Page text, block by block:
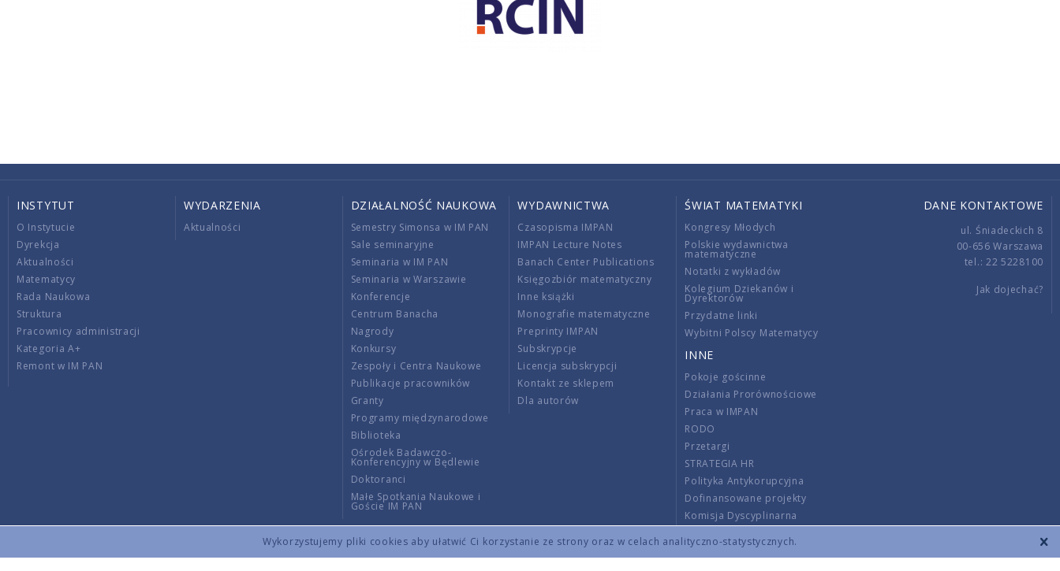
Wykorzystujemy pliki cookies aby ułatwić Ci korzystanie ze strony oraz w celach analityczno-statystycznych.
INSTYTUT
O Instytucie
Dyrekcja
Aktualności
Matematycy
Rada Naukowa
Struktura
Pracownicy administracji
Kategoria A+
Remont w IM PAN
WYDARZENIA
Aktualności
DZIAŁALNOŚĆ NAUKOWA
Semestry Simonsa w IM PAN
Sale seminaryjne
Seminaria w IM PAN
Seminaria w Warszawie
Konferencje
Centrum Banacha
Nagrody
Konkursy
Zespoły i Centra Naukowe
Publikacje pracowników
Granty
Programy międzynarodowe
Biblioteka
Ośrodek Badawczo-
Konferencyjny w Będlewie
Doktoranci
Małe Spotkania Naukowe i
Goście IM PAN
WYDAWNICTWA
Czasopisma IMPAN
IMPAN Lecture Notes
Banach Center Publications
Księgozbiór matematyczny
Inne książki
Monografie matematyczne
Preprinty IMPAN
Subskrypcje
Licencja subskrypcji
Kontakt ze sklepem
Dla autorów
ŚWIAT MATEMATYKI
Kongresy Młodych
Polskie wydawnictwa
matematyczne
Notatki z wykładów
Kolegium Dziekanów i
Dyrektorów
Przydatne linki
Wybitni Polscy Matematycy
INNE
Pokoje gościnne
Działania Prorównościowe
Praca w IMPAN
RODO
Przetargi
STRATEGIA HR
Polityka Antykorupcyjna
Dofinansowane projekty
Komisja Dyscyplinarna
Wnoszenie opłat
DANE KONTAKTOWE
ul. Śniadeckich 8
00-656 Warszawa
tel.: 22 5228100
Jak dojechać?